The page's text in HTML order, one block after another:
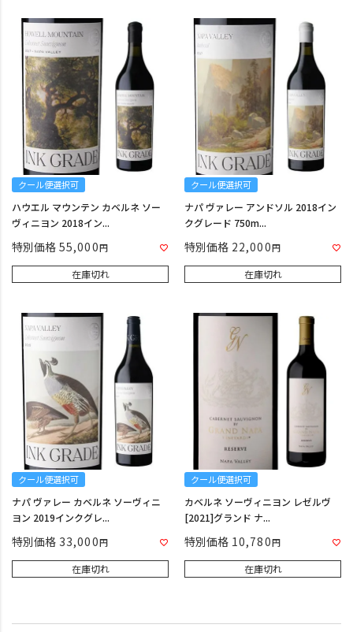
クール便選択可
ハウエル マウンテン カベルネ ソー
ヴィニヨン 2018イン...
特別価格 55,000
在庫切れ
クール便選択可
ナパ ヴァレー アンドソル 2018イン
クグレード 750m...
特別価格 22,000
在庫切れ
クール便選択可
ナパ ヴァレー カベルネ ソーヴィニ
ヨン 2019インクグレ...
特別価格 33,000
在庫切れ
クール便選択可
カベルネ ソーヴィニヨン レゼルヴ
[2021]グランド ナ...
特別価格 10,780
在庫切れ